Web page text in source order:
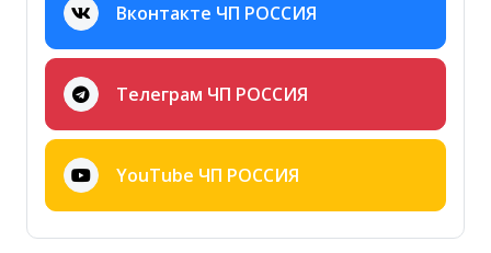
Вконтакте ЧП РОССИЯ
Телеграм ЧП РОССИЯ
YouTube ЧП РОССИЯ